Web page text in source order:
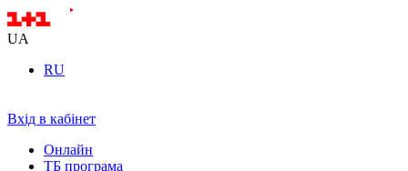
UA
RU
Вхід в кабінет
Онлайн
ТБ програма